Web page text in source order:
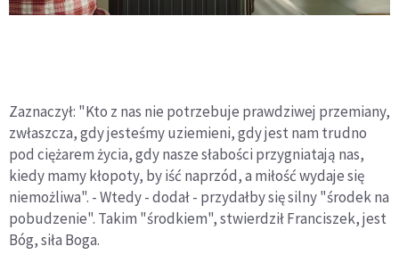
Zaznaczył: "Kto z nas nie potrzebuje prawdziwej przemiany,
zwłaszcza, gdy jesteśmy uziemieni, gdy jest nam trudno
pod ciężarem życia, gdy nasze słabości przygniatają nas,
kiedy mamy kłopoty, by iść naprzód, a miłość wydaje się
niemożliwa". - Wtedy - dodał - przydałby się silny "środek na
pobudzenie". Takim "środkiem", stwierdził Franciszek, jest
Bóg, siła Boga.